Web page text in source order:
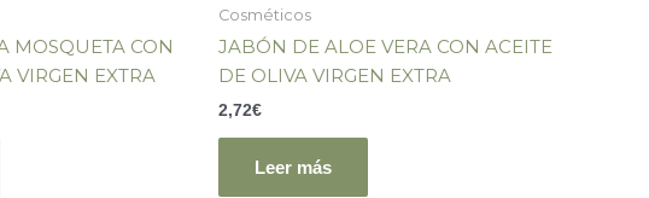
MOSQUETA CON
VIRGEN EXTRA
Cosméticos
JABÓN DE ALOE VERA CON ACEITE
DE OLIVA VIRGEN EXTRA
2,72€
Leer más